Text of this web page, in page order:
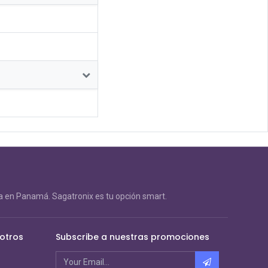
Panamá. Sagatronix es tu opción smart.
Subscribe a nuestras promociones